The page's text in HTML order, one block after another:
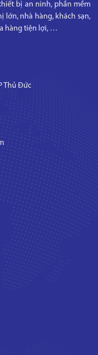
bị an ninh, phần mềm
lớn, nhà hàng, khách sạn,
hàng tiện lợi, …
Thủ Đức